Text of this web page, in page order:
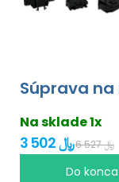
Súprava
Na sklade 1x
3 502 ﷼ 6 527 ﷼
Do